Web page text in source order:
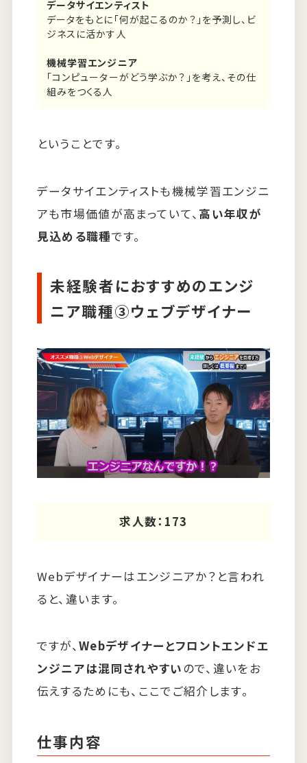
データサイエンティスト
データをもとに「何が起こるのか？」を予測し、ビ
ジネスに活かす人
機械学習エンジニア
「コンピューターがどう学ぶか？」を考え、その仕
組みをつくる人
ということです。
データサイエンティストも機械学習エンジニ
アも市場価値が高まっていて、 高い年収が
見込める職種です。
未経験者におすすめのエンジ
ニア職種③ウェブデザイナー
求人数：173
Webデザイナーはエンジニアか？と言われ
ると、違います。
ですが、Webデザイナーとフロントエンドエ
ンジニアは混同されやすいので、違いをお
伝えするためにも、ここでご紹介します。
仕事内容